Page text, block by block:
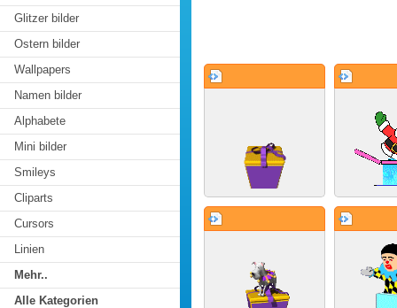
Glitzer bilder
Ostern bilder
Wallpapers
Namen bilder
Alphabete
Mini bilder
Smileys
Cliparts
Cursors
Linien
Mehr..
Alle Kategorien